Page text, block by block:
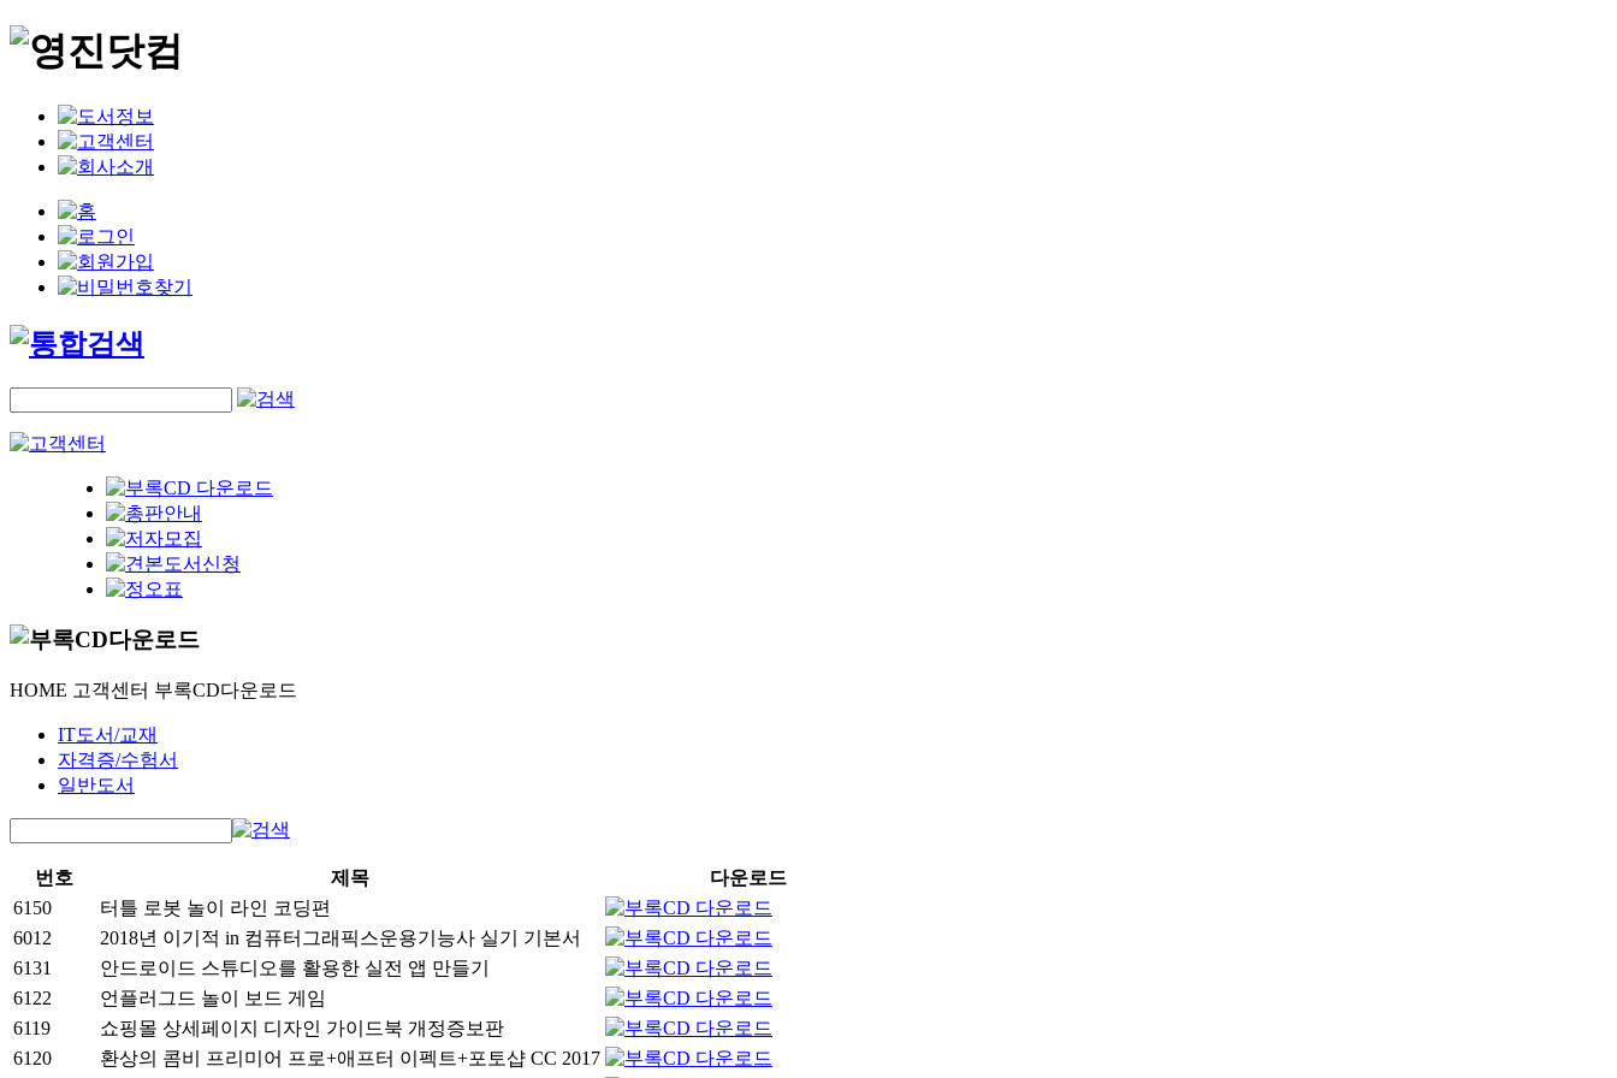
HOME 고객센터 부록CD다운로드
IT도서/교재
자격증/수험서
일반도서
번호 제목
다운로드
6150
터틀 로봇 놀이 라인 코딩편
6012
2018년 이기적 in 컴퓨터그래픽스운용기능사 실기 기본서
6131
안드로이드 스튜디오를 활용한 실전 앱 만들기
6122
언플러그드 놀이 보드 게임
6119
쇼핑몰 상세페이지 디자인 가이드북 개정증보판
6120
환상의 콤비 프리미어 프로+애프터 이펙트+포토샵 CC 2017